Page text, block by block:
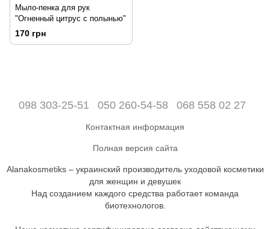
Мыло-пенка для рук
"Огненный цитрус с полынью"
170 грн
098 303-25-51 050 260-54-58 068 558 02 27
Контактная информация
Полная версия сайта
Alanakosmetiks – украинский производитель уходовой косметики
для женщин и девушек
Над созданием каждого средства работает команда
биотехнологов.